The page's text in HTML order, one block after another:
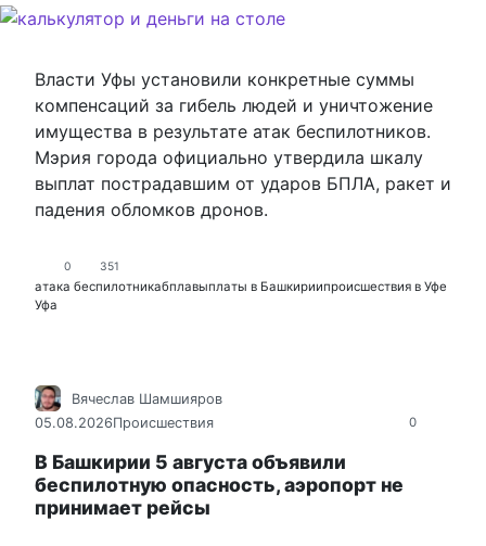
Власти Уфы установили конкретные суммы
компенсаций за гибель людей и уничтожение
имущества в результате атак беспилотников.
Мэрия города официально утвердила шкалу
выплат пострадавшим от ударов БПЛА, ракет и
падения обломков дронов.
0 351
атака беспилотникабплавыплаты в Башкириипроисшествия в Уфе
Уфа
0
Вячеслав Шамшияров
05.08.2026Происшествия
В Башкирии 5 августа объявили
беспилотную опасность, аэропорт не
принимает рейсы